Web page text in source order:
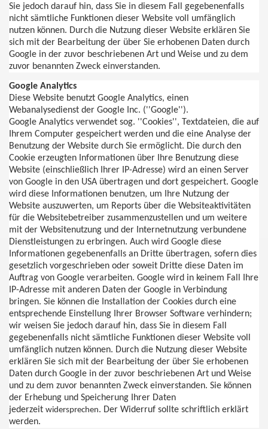
Sie jedoch darauf hin, dass Sie in diesem Fall gegebenenfalls
nicht sämtliche Funktionen dieser Website voll umfänglich
nutzen können. Durch die Nutzung dieser Website erklären Sie
sich mit der Bearbeitung der über Sie erhobenen Daten durch
Google in der zuvor beschriebenen Art und Weise und zu dem
zuvor benannten Zweck einverstanden.
Google Analytics
Diese Website benutzt Google Analytics, einen
Webanalysedienst der Google Inc. (''Google'').
Google Analytics verwendet sog. ''Cookies'', Textdateien, die auf
Ihrem Computer gespeichert werden und die eine Analyse der
Benutzung der Website durch Sie ermöglicht. Die durch den
Cookie erzeugten Informationen über Ihre Benutzung diese
Website (einschließlich Ihrer IP-Adresse) wird an einen Server
von Google in den USA übertragen und dort gespeichert. Google
wird diese Informationen benutzen, um Ihre Nutzung der
Website auszuwerten, um Reports über die Websiteaktivitäten
für die Websitebetreiber zusammenzustellen und um weitere
mit der Websitenutzung und der Internetnutzung verbundene
Dienstleistungen zu erbringen. Auch wird Google diese
Informationen gegebenenfalls an Dritte übertragen, sofern dies
gesetzlich vorgeschrieben oder soweit Dritte diese Daten im
Auftrag von Google verarbeiten. Google wird in keinem Fall Ihre
IP-Adresse mit anderen Daten der Google in Verbindung
bringen. Sie können die Installation der Cookies durch eine
entsprechende Einstellung Ihrer Browser Software verhindern;
wir weisen Sie jedoch darauf hin, dass Sie in diesem Fall
gegebenenfalls nicht sämtliche Funktionen dieser Website voll
umfänglich nutzen können. Durch die Nutzung dieser Website
erklären Sie sich mit der Bearbeitung der über Sie erhobenen
Daten durch Google in der zuvor beschriebenen Art und Weise
und zu dem zuvor benannten Zweck einverstanden. Sie können
der Erhebung und Speicherung Ihrer Daten
jederzeit widersprechen. Der Widerruf sollte schriftlich erklärt
werden.